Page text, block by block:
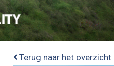
Terug naar het overzicht